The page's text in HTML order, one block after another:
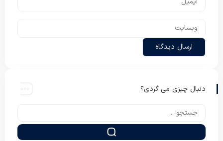
دنبال چیزی می گردی؟